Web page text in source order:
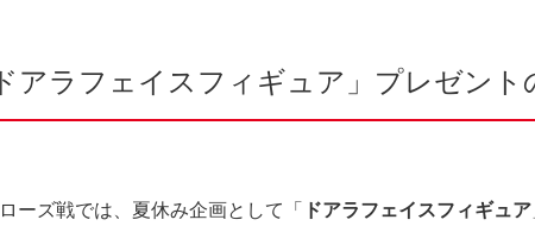
アラフェイスフィギュア」プレゼント
ーズ戦では、夏休み企画として「 ドアラフェイスフィギュア